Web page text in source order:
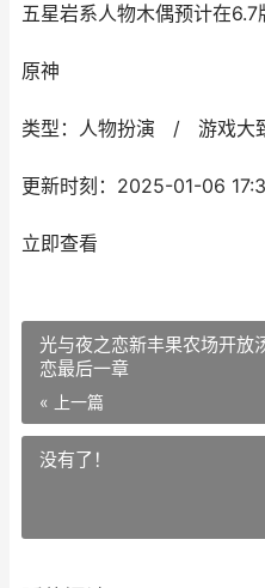
五星岩系人物木偶预计在6.7
原神
类型：人物扮演 / 游戏大
更新时刻：2025-01-06
立即查看
光与夜之恋新丰果农场开放
恋最后一章
« 上一篇
没有了！